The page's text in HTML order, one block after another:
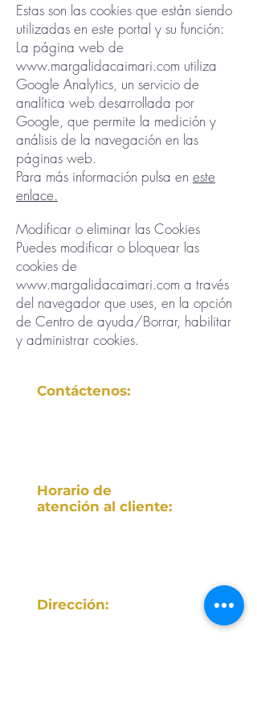
Estas son las cookies que están siendo
utilizadas en este portal y su función:
La página web de
www.margalidacaimari.com utiliza
Google Analytics, un servicio de
analítica web desarrollada por
Google, que permite la medición y
análisis de la navegación en las
páginas web.
Para más información pulsa en este
enlace.
Modificar o eliminar las Cookies
Puedes modificar o bloquear las
cookies de
www.margalidacaimari.com a través
del navegador que uses, en la opción
de Centro de ayuda/Borrar, habilitar
y administrar cookies.
Horario de
atención al cliente:
Dirección:
Contáctenos: